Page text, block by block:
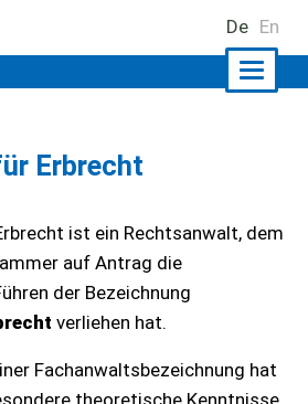
De En
Erbrecht
ist ein Rechtsanwalt, dem
auf Antrag die
der Bezeichnung
verliehen hat.
Fachanwaltsbezeichnung hat
theoretische Kenntnisse